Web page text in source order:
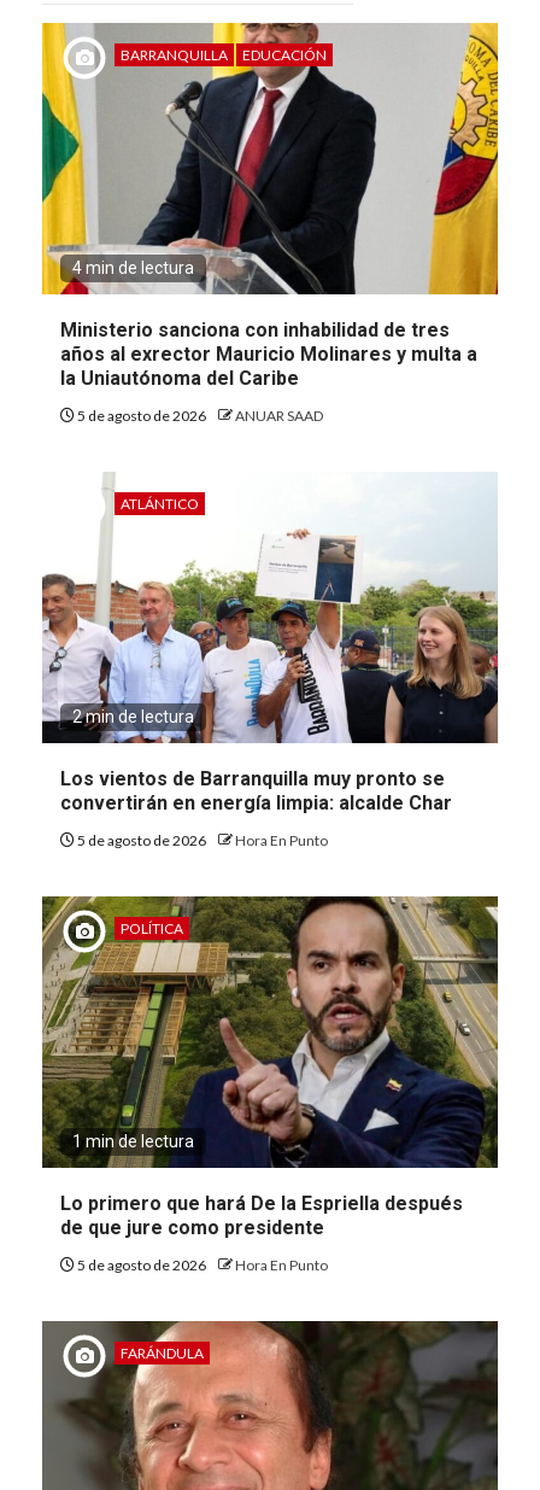
BARRANQUILLA EDUCACIÓN
4 min de lectura
Ministerio sanciona con inhabilidad de tres
años al exrector Mauricio Molinares y multa a
la Uniautónoma del Caribe
5 de agosto de 2026 ANUAR SAAD
ATLÁNTICO
2 min de lectura
Los vientos de Barranquilla muy pronto se
convertirán en energía limpia: alcalde Char
5 de agosto de 2026 Hora En Punto
POLÍTICA
1 min de lectura
Lo primero que hará De la Espriella después
de que jure como presidente
5 de agosto de 2026 Hora En Punto
FARÁNDULA